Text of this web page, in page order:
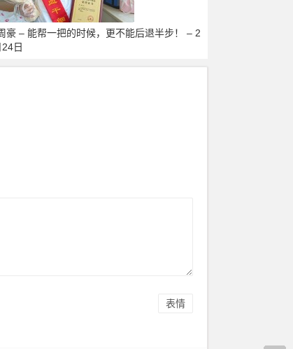
豪 – 能帮一把的时候，更不能后退半步！ – 2
日
表情